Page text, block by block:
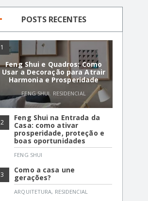
POSTS RECENTES
1
Feng Shui e Quadros: Como
Usar a Decoração para Atrair
Harmonia e Prosperidade
FENG SHUI, RESIDENCIAL
2
Feng Shui na Entrada da
Casa: como ativar
prosperidade, proteção e
boas oportunidades
FENG SHUI
3
Como a casa une
gerações?
ARQUITETURA, RESIDENCIAL